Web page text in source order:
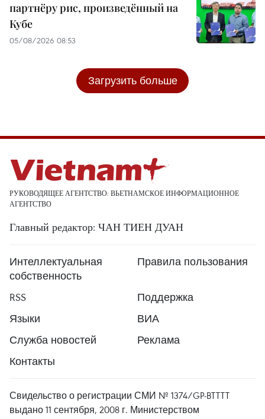
партнёру рис, произведённый на
Кубе
05/08/2026 08:53
Загрузить больше
РУКОВОДЯЩЕЕ АГЕНТСТВО: ВЬЕТНАМСКОЕ ИНФОРМАЦИОННОЕ
АГЕНТСТВО
Главный редактор: ЧАН ТИЕН ДУАН
Интеллектуальная
собственность
Правила пользования
RSS
Поддержка
Языки
ВИА
Служба новостей
Реклама
Контакты
Свидельство о регистрации СМИ № 1374/GP-BTTTT
выдано 11 сентября, 2008 г. Министерством